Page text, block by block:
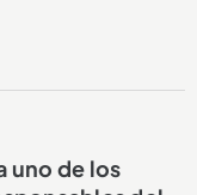
uno de los